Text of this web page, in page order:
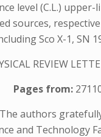
level (C.L.)
sources,
Sco X-1, SN
REVIEW
Pages from:
The authors
and Technology